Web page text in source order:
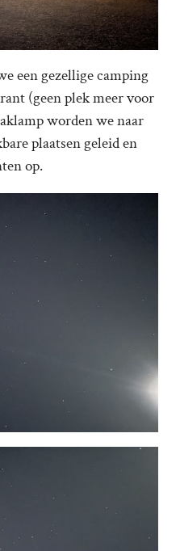
een gezellige camping
(geen plek meer voor
worden we naar
plaatsen geleid en
op.